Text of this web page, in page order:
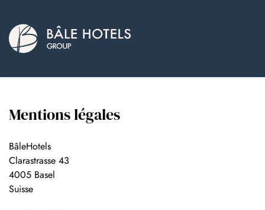
Mentions légales
BâleHotels
Clarastrasse 43
4005 Basel
Suisse